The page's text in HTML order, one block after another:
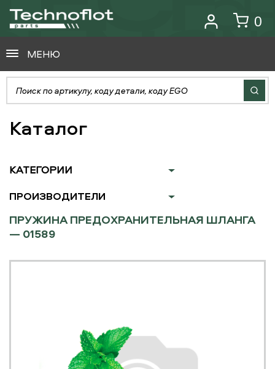
0
МЕНЮ
Каталог
КАТЕГОРИИ
ПРОИЗВОДИТЕЛИ
ПРУЖИНА ПРЕДОХРАНИТЕЛЬНАЯ ШЛАНГА
— 01589